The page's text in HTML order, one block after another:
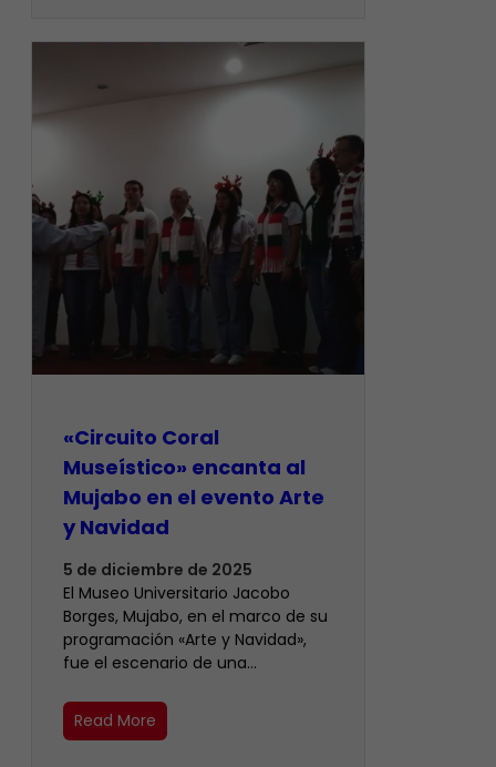
«Circuito Coral
Museístico» encanta al
Mujabo en el evento Arte
y Navidad
5 de diciembre de 2025
El Museo Universitario Jacobo
Borges, Mujabo, en el marco de su
programación «Arte y Navidad»,
fue el escenario de una…
Read More